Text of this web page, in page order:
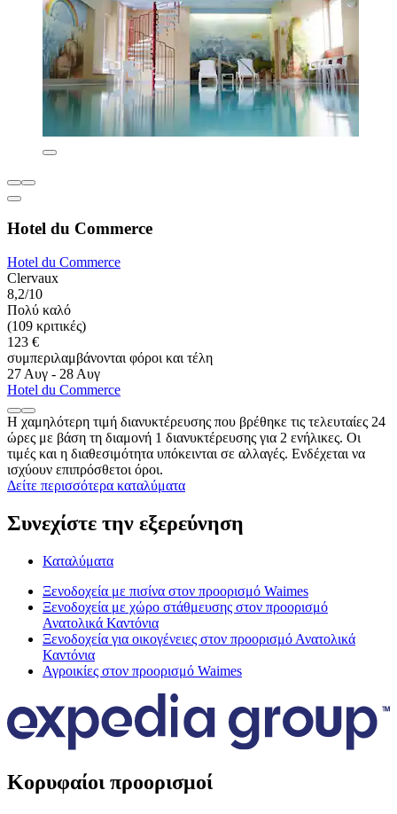
Hotel du Commerce
Hotel du Commerce
Clervaux
8,2/10
Πολύ καλό
(109 κριτικές)
123 €
συμπεριλαμβάνονται φόροι και τέλη
27 Αυγ - 28 Αυγ
Hotel du Commerce
Η χαμηλότερη τιμή διανυκτέρευσης που βρέθηκε τις τελευταίες 24
ώρες με βάση τη διαμονή 1 διανυκτέρευσης για 2 ενήλικες. Οι
τιμές και η διαθεσιμότητα υπόκεινται σε αλλαγές. Ενδέχεται να
ισχύουν επιπρόσθετοι όροι.
Δείτε περισσότερα καταλύματα
Συνεχίστε την εξερεύνηση
Καταλύματα
Ξενοδοχεία με πισίνα στον προορισμό Waimes
Ξενοδοχεία με χώρο στάθμευσης στον προορισμό
Ανατολικά Καντόνια
Ξενοδοχεία για οικογένειες στον προορισμό Ανατολικά
Καντόνια
Αγροικίες στον προορισμό Waimes
Κορυφαίοι προορισμοί